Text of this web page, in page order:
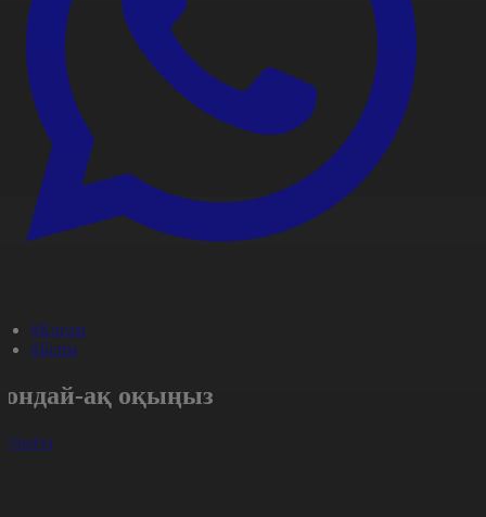
#Қоғам
#Білім
ақ оқыңыз